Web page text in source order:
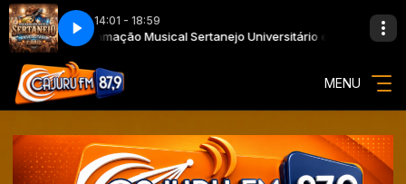
14:01 - 18:59
Programação Musical Sertanejo Universitário e Raiz
MENU